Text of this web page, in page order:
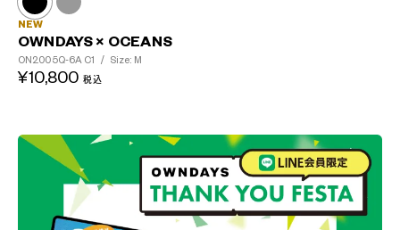
NEW
OWNDAYS × OCEANS
ON2005Q-6A C1 / Size: M
¥10,800 税込